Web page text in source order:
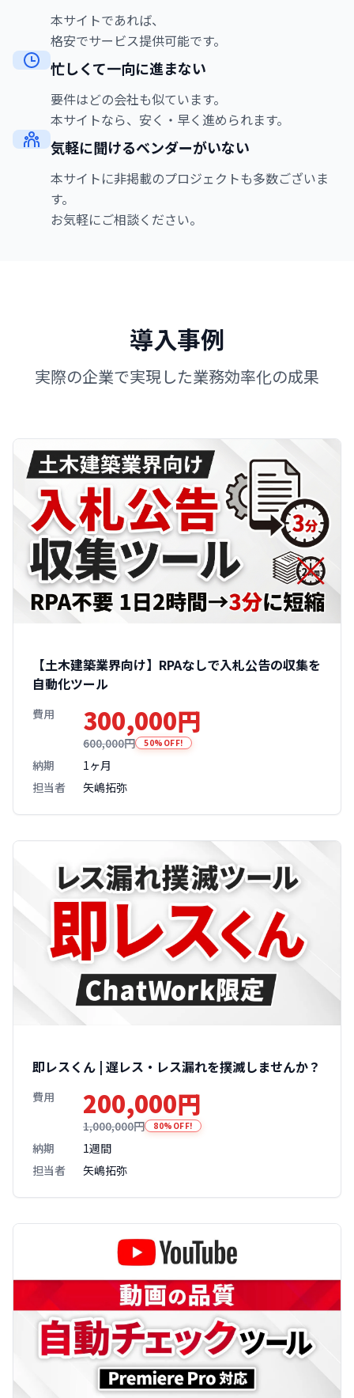
本サイトであれば、
格安でサービス提供可能です。
忙しくて一向に進まない
要件はどの会社も似ています。
本サイトなら、安く・早く進められます。
気軽に聞けるベンダーがいない
本サイトに非掲載のプロジェクトも多数ございま
す。
お気軽にご相談ください。
導入事例
実際の企業で実現した業務効率化の成果
【土木建築業界向け】RPAなしで入札公告の収集を
自動化ツール
費用 300,000円
600,000円 50%OFF!
納期
1ヶ月
担当者
矢嶋拓弥
即レスくん | 遅レス・レス漏れを撲滅しませんか？
費用 200,000円
1,000,000円 80%OFF!
納期
1週間
担当者
矢嶋拓弥